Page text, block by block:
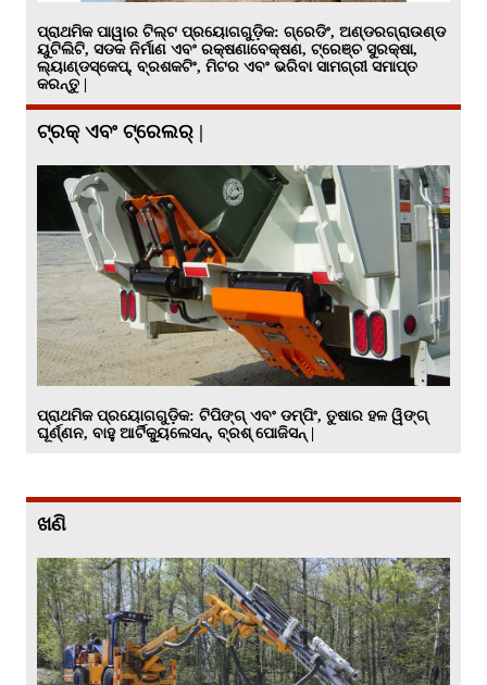
ପ୍ରାଥମିକ ପାୱାର ଟିଲ୍ଟ ପ୍ରୟୋଗଗୁଡ଼ିକ: ଗ୍ରେଡିଂ, ଅଣ୍ଡରଗ୍ରାଉଣ୍ଡ
ୟୁଟିଲିଟି, ସଡକ ନିର୍ମାଣ ଏବଂ ରକ୍ଷଣାବେକ୍ଷଣ, ଟ୍ରେଞ୍ଚ ସୁରକ୍ଷା,
ଲ୍ୟାଣ୍ଡସ୍କେପ୍, ବ୍ରଶକଟିଂ, ମିଟର ଏବଂ ଭରିବା ସାମଗ୍ରୀ ସମାପ୍ତ
କରନ୍ତୁ |
ଟ୍ରକ୍ ଏବଂ ଟ୍ରେଲର୍ |
ପ୍ରାଥମିକ ପ୍ରୟୋଗଗୁଡ଼ିକ: ଟିପିଙ୍ଗ୍ ଏବଂ ଡମ୍ପିଂ, ତୁଷାର ହଳ ୱିଙ୍ଗ୍
ଘୂର୍ଣ୍ଣନ, ବାହୁ ଆର୍ଟିକ୍ୟୁଲେସନ୍, ବ୍ରଶ୍ ପୋଜିସନ୍ |
ଖଣି